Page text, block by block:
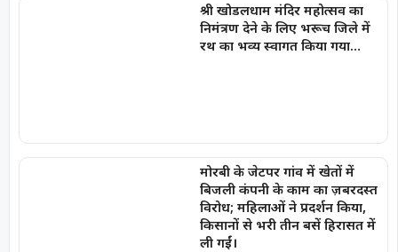
श्री खोडलधाम मंदिर महोत्सव का
निमंत्रण देने के लिए भरूच जिले में
रथ का भव्य स्वागत किया गया…
मोरबी के जेटपर गांव में खेतों में
बिजली कंपनी के काम का ज़बरदस्त
विरोध; महिलाओं ने प्रदर्शन किया,
किसानों से भरी तीन बसें हिरासत में
ली गईं।